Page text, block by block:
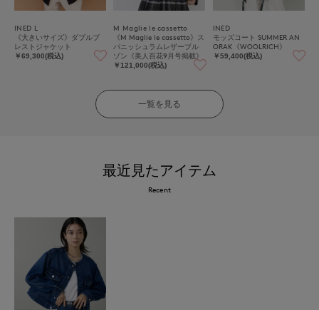
INED L
《大きいサイズ》ダブルブ
レストジャケット
￥69,300(税込)
M Maglie le cassetto
《M Maglie le cassetto》ス
パニッシュラムレザーブル
ゾン《美人百花9月号掲載》
￥121,000(税込)
INED
モッズコート SUMMER AN
ORAK《WOOLRICH》
￥59,400(税込)
一覧を見る
最近見たアイテム
Recent